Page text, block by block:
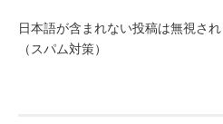
日本語が含まれない投稿は無視さ
（スパム対策）